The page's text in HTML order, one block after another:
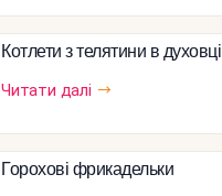
Котлети з телятини в духовці
Читати далі
Горохові фрикадельки